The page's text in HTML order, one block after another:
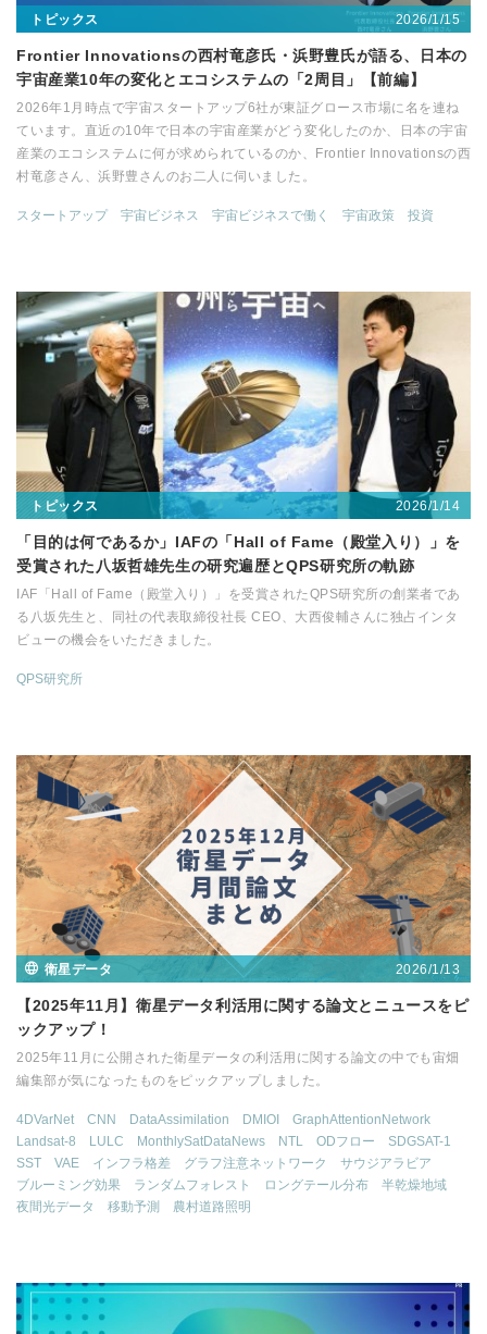
トピックス 2026/1/15
Frontier Innovationsの西村竜彦氏・浜野豊氏が語る、日本の
宇宙産業10年の変化とエコシステムの「2周目」【前編】
2026年1月時点で宇宙スタートアップ6社が東証グロース市場に名を連ね
ています。直近の10年で日本の宇宙産業がどう変化したのか、日本の宇宙
産業のエコシステムに何が求められているのか、Frontier Innovationsの西
村竜彦さん、浜野豊さんのお二人に伺いました。
スタートアップ 宇宙ビジネス 宇宙ビジネスで働く 宇宙政策 投資
トピックス 2026/1/14
「目的は何であるか」IAFの「Hall of Fame（殿堂入り）」を
受賞された八坂哲雄先生の研究遍歴とQPS研究所の軌跡
IAF「Hall of Fame（殿堂入り）」を受賞されたQPS研究所の創業者であ
る八坂先生と、同社の代表取締役社長 CEO、大西俊輔さんに独占インタ
ビューの機会をいただきました。
QPS研究所
衛星データ 2026/1/13
【2025年11月】衛星データ利活用に関する論文とニュースをピ
ックアップ！
2025年11月に公開された衛星データの利活用に関する論文の中でも宙畑
編集部が気になったものをピックアップしました。
4DVarNet CNN DataAssimilation DMIOI
GraphAttentionNetwork
Landsat-8
LULC MonthlySatDataNews NTL ODフロー
SDGSAT-1
SST
VAE インフラ格差 グラフ注意ネットワーク
サウジアラビア
ブルーミング効果
ランダムフォレスト ロングテール分布
半乾燥地域
夜間光データ
移動予測 農村道路照明